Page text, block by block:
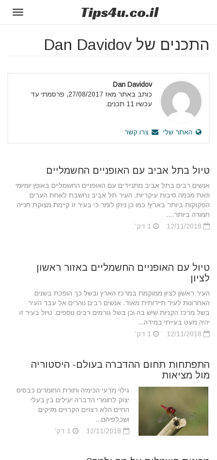
Tips4u.co.il
התכנים של Dan Davidov
Dan Davidov
כותב באתר מאז 27/08/2017, פרסמתי עד
עכשיו 11 תכנים.
האתר שלי צרו קשר
טיול בתל אביב עם האופניים החשמליים
אנשים רבים בתל אביב מתניידים עם האופניים החשמליים באופן יומיומי
וזאת מכמה סיבות עיקריות. העיר תל אביב נחשבת לאחת הערים
הפקוקות ביותר בארץ! כמו כן ניתן לומר כי בעיר זו קיימת מצוקת חנייה
חמורה ביותר....
טיול עם האופניים החשמליים באזור ראשון
לציון
העיר ראשון לציון ממוקמת במרכז הארץ ובשל כך הופכת בשנים
האחרונות לעיר תיירותית מאוד. אנשים רבים נוהרים אל עבר העיר
בשל מרכז הקניות שיש בה וכן בשל גורמים רבים נוספים. טיול בעיר זו
יהיה מעט בעייתי במידה...
התפתחות תחום ההדברה בעולם- היסטוריה
מול מציאות
גילוי מדעי הכימיה ותורת החומרים כבסיס
יצוק לחומרי הדברה יעילים בין בעלי
החיים הלא רצויים הקרויים מזיקים
ושכלפיהם...